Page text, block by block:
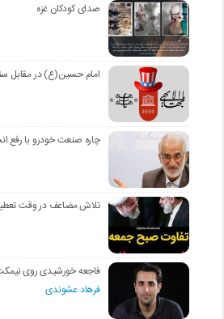
صدای کودکان غزه
امام حسین(ع) در مقابل سند
چاره صنعت خودرو با رفع
تلاش مضاعف در وقت
فاجعه خورشیدی روی
فرهاد عشوندی